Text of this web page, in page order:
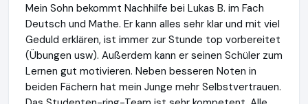
Mein Sohn bekommt Nachhilfe bei Lukas B. im Fach
Deutsch und Mathe. Er kann alles sehr klar und mit viel
Geduld erklären, ist immer zur Stunde top vorbereitet
(Übungen usw). Außerdem kann er seinen Schüler zum
Lernen gut motivieren. Neben besseren Noten in
beiden Fächern hat mein Junge mehr Selbstvertrauen.